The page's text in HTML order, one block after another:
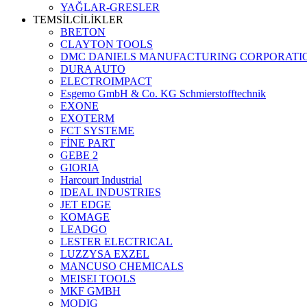
YAĞLAR-GRESLER
TEMSİLCİLİKLER
BRETON
CLAYTON TOOLS
DMC DANIELS MANUFACTURING
DURA AUTO
ELECTROIMPACT
Esgemo GmbH & Co. KG Schmierstofftechnik
EXONE
EXOTERM
FCT SYSTEME
FİNE PART
GEBE 2
GIORIA
Harcourt Industrial
IDEAL INDUSTRIES
JET EDGE
KOMAGE
LEADGO
LESTER ELECTRICAL
LUZZYSA EXZEL
MANCUSO CHEMICALS
MEISEI TOOLS
MKF GMBH
MODIG